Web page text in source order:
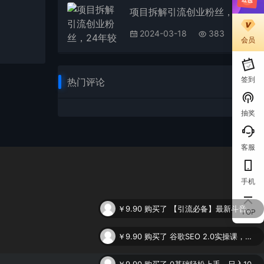
项目拆解引流创业粉丝，24年较冷门引流方式，轻松日引100＋
2024-03-18 383
热门评论
会员
签到
抽奖
客服
手机
TOP
￥9.90 购买了 【引流必备】最新斗音全功能全自动引流脚本，解放双手自动引流精准粉
￥9.90 购买了 谷歌SEO 2.0实操课，独立站询盘自由必备，基于2023谷歌最新算法录制（94节